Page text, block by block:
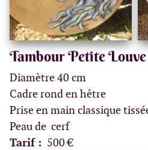
Tambour Petite
Diamètre 40 cm
Cadre rond en hêtre
Prise en main classique
Peau de cerf
Tarif : 500 €